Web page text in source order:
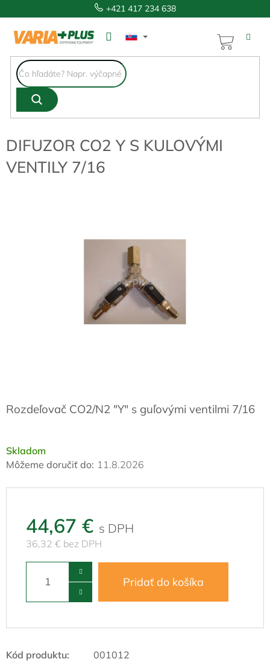
na
obsah
+421 417 234 638
KOŠÍK
DIFUZOR CO2 Y S KULOVÝMI
VENTILY 7/16
Skladom
Môžeme doručiť do: 11.8.2026
44,67 €
36,32 € bez DPH
Pridať do košíka
Rozdeľovač CO2/N2 "Y" s guľovými ventilmi 7/16
Kód produktu:
001012